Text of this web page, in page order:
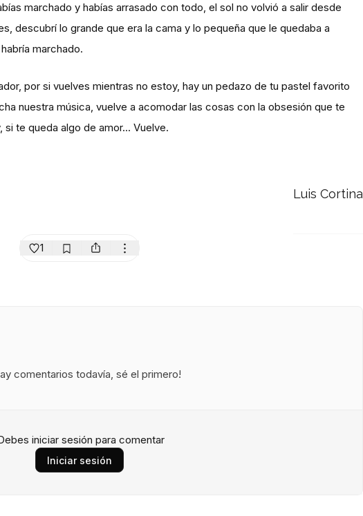
marchado y habías arrasado con todo, el sol no volvió a salir desde
descubrí lo grande que era la cama y lo pequeña que le quedaba a
marchado.
por si vuelves mientras no estoy, hay un pedazo de tu pastel favorito
nuestra música, vuelve a acomodar las cosas con la obsesión que te
te queda algo de amor... Vuelve.
Luis Cortina
1
comentarios todavía, sé el primero!
iniciar sesión para comentar
Iniciar sesión